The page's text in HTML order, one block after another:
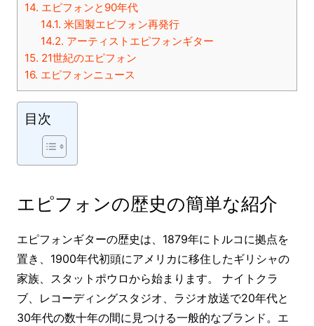
14. エピフォンと90年代
14.1. 米国製エピフォン再発行
14.2. アーティストエピフォンギター
15. 21世紀のエピフォン
16. エピフォンニュース
目次
エピフォンの歴史の簡単な紹介
エピフォンギターの歴史は、1879年にトルコに拠点を
置き、1900年代初頭にアメリカに移住したギリシャの
家族、スタットポウロから始まります。 ナイトクラ
ブ、レコーディングスタジオ、ラジオ放送で20年代と
30年代の数十年の間に見つける一般的なブランド。エ